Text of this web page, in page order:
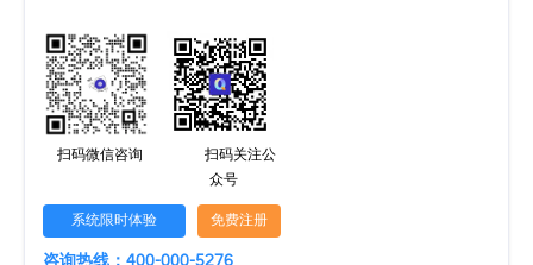
扫码微信咨询
扫码关注公
众号
系统限时体验 免费注册
咨询热线：400-000-5276